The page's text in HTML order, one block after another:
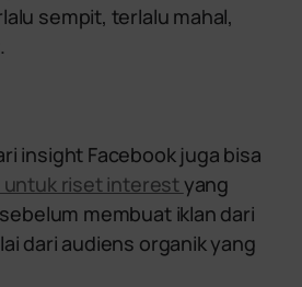
sempit, terlalu mahal,
insight Facebook juga bisa
untuk riset interestyang
membuat iklan dari
dari audiens organik yang